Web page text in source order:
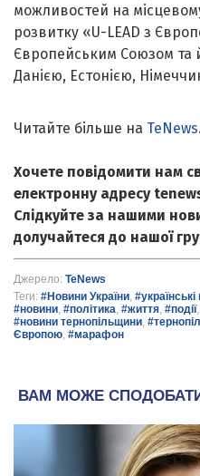
можливостей на місцевому
розвитку «U-LEAD з
Європейським Союзом та
Данією, Естонією,
Читайте більше на TeNews.
Хочете повідомити нам
електронну адресу
Слідкуйте за нашими
долучайтеся до нашої
Джерело: TeNews
Теги: #Новини України,
#новини, #політика, #життя, #події,
#новини тернопільщини,
Європою, #марафон